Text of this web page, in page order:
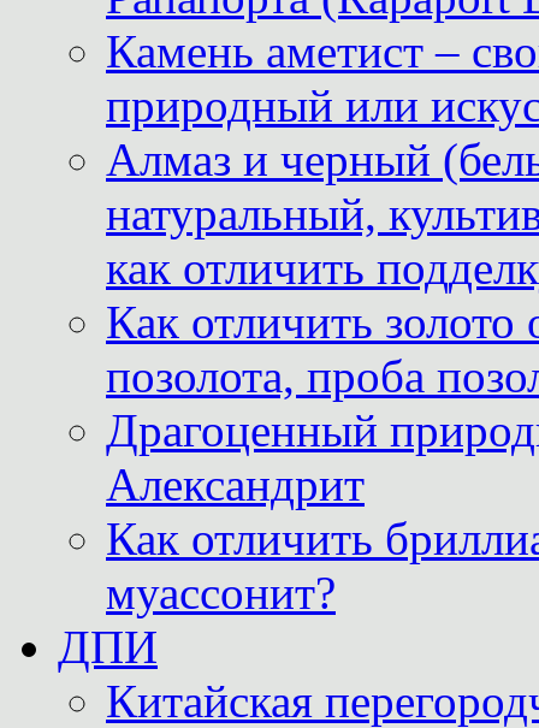
Камень аметист –
природный или
Алмаз и черный
натуральный,
как отличить
Как отличить
позолота, проба
Драгоценный
Александрит
Как отличить
муассонит?
ДПИ
Китайская